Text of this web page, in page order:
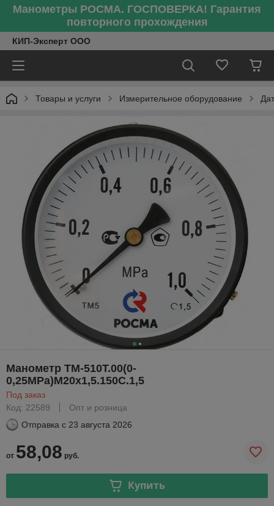
Манометры РОСМА. ГОСПОВЕРКА! Гарантия
повторного прохождения
КИП-Эксперт ООО
Товары и услуги Измерительное оборудование
Манометр ТМ-510Т.00(0-
0,25MPa)М20х1,5.150С.1,5
Под заказ
Код: 22589
Опт и розница
Отправка с 23 августа 2026
от 58,08 руб.
Купить